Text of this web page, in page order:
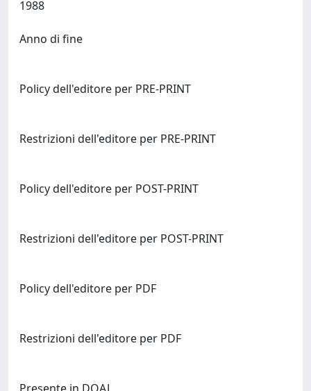
Anno di fine
Policy dell'editore per PRE-PRINT
Restrizioni dell'editore per PRE-PRINT
Policy dell'editore per POST-PRINT
Restrizioni dell'editore per POST-PRINT
Policy dell'editore per PDF
Restrizioni dell'editore per PDF